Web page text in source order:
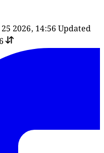
2026, 14:56Updated